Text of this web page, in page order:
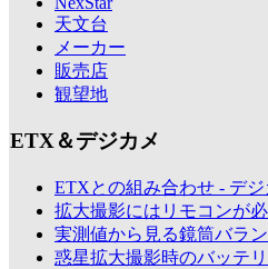
天文台
メーカー
販売店
観望地
ETX＆デジカメ
ETXとの組み合わせ - デ
拡大撮影にはリモコンが
実測値から見る鏡筒バラ
惑星拡大撮影時のバッテ